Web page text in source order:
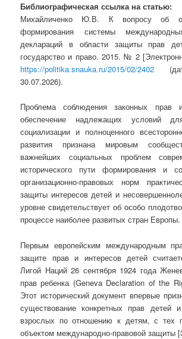
Библиографическая ссылка на статью:
Михайличенко Ю.В. К вопросу об
формирования системы
деклараций в области защиты прав
государство и право. 2015. № 2
https://politika.snauka.ru/2015/02/2402
30.07.2026).
Проблема соблюдения законных прав
обеспечение надлежащих условий
социализации и полноценного
развития признана мировым
важнейших социальных проблем
исторического пути формирования и
организационно-правовых норм
защиты интересов детей и
уровне свидетельствует об особо
процессе наиболее развитых стран Европы.
Первым европейским международным
защите прав и интересов детей
Лигой Наций 26 сентября 1924 года
прав ребенка (Geneva Declaration of the
Этот исторический документ впервые
существование конкретных прав детей и
взрослых по отношению к детям, с тех
объектом международно-правовой защиты